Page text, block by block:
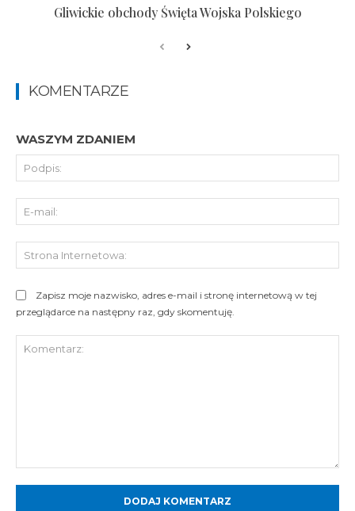
Gliwickie obchody Święta Wojska Polskiego
KOMENTARZE
WASZYM ZDANIEM
Zapisz moje nazwisko, adres e-mail i stronę internetową w tej
przeglądarce na następny raz, gdy skomentuję.